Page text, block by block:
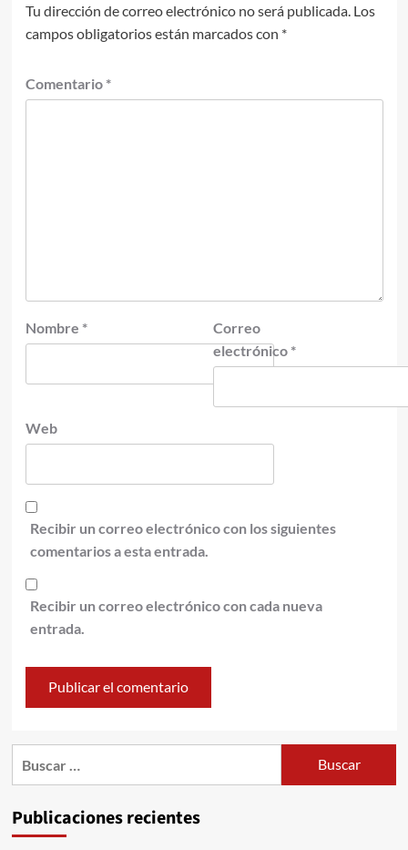
Tu dirección de correo electrónico no será publicada. Los
campos obligatorios están marcados con *
Comentario *
Nombre *
Correo
electrónico *
Web
Recibir un correo electrónico con los siguientes
comentarios a esta entrada.
Recibir un correo electrónico con cada nueva
entrada.
Publicaciones recientes